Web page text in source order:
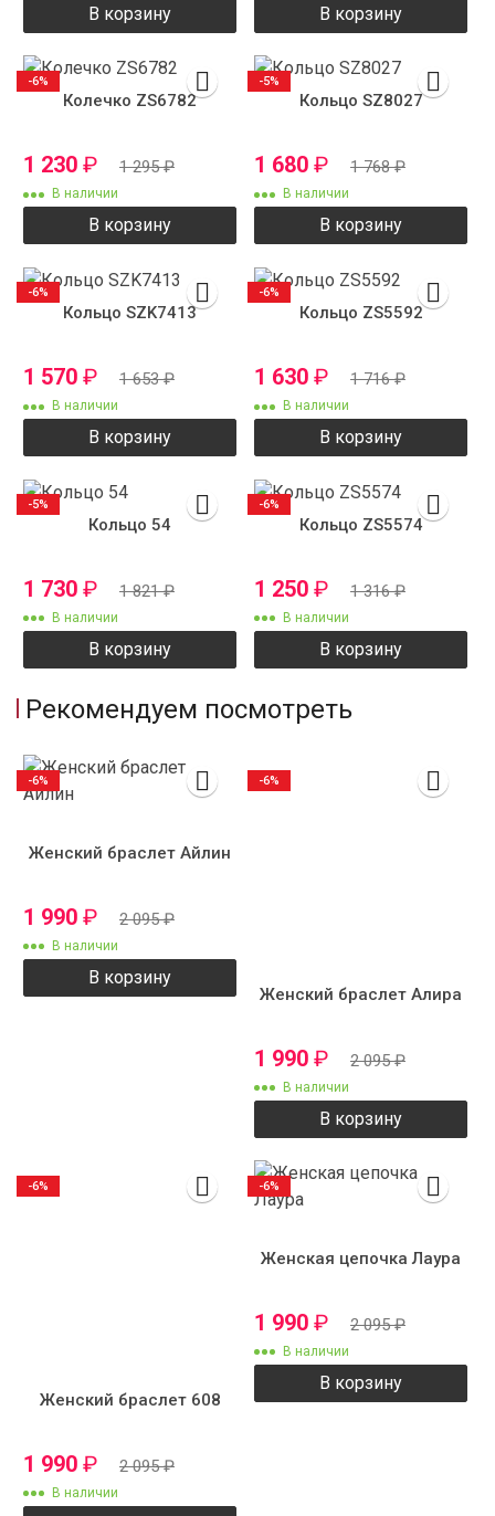
В корзину В корзину
Колечко ZS6782
1 230 ₽ 1 295₽
В наличии
В корзину
-6%
Кольцо SZ8027
1 680 ₽ 1 768₽
В наличии
В корзину
-5%
Кольцо SZK7413
1 570 ₽ 1 653₽
В наличии
В корзину
-6%
Кольцо ZS5592
1 630 ₽ 1 716₽
В наличии
В корзину
-6%
Кольцо 54
1 730 ₽ 1 821₽
В наличии
В корзину
-5%
Кольцо ZS5574
1 250 ₽ 1 316₽
В наличии
В корзину
-6%
Рекомендуем посмотреть
Женский браслет Айлин
1 990 ₽ 2 095₽
В наличии
В корзину
-6%
Женский браслет Алира
1 990 ₽ 2 095₽
В наличии
В корзину
-6%
Женский браслет 608
1 990 ₽ 2 095₽
В наличии
-6%
Женская цепочка Лаура
1 990 ₽ 2 095₽
В наличии
В корзину
-6%